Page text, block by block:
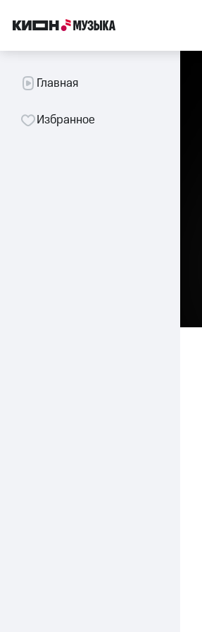
Главная
Избранное